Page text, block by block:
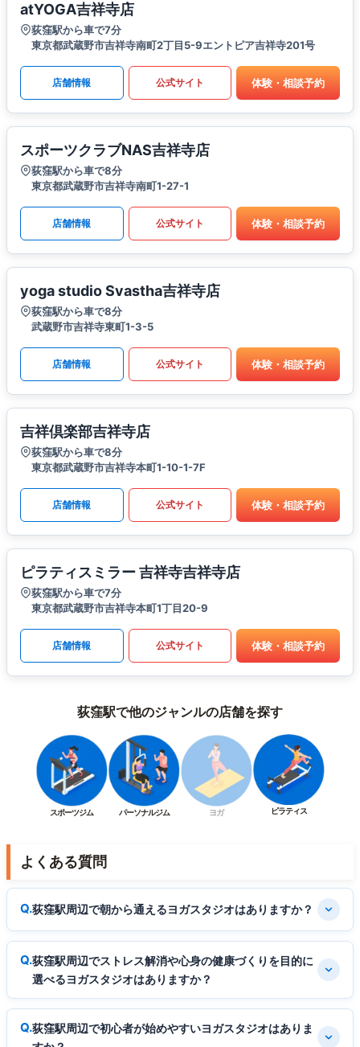
atYOGA吉祥寺店
荻窪駅から車で7分
東京都武蔵野市吉祥寺南町2丁目5-9エントピア吉祥寺201号
店舗情報 公式サイト 体験・相談予約
スポーツクラブNAS吉祥寺店
荻窪駅から車で8分
東京都武蔵野市吉祥寺南町1-27-1
店舗情報 公式サイト 体験・相談予約
yoga studio Svastha吉祥寺店
荻窪駅から車で8分
武蔵野市吉祥寺東町1-3-5
店舗情報 公式サイト 体験・相談予約
吉祥倶楽部吉祥寺店
荻窪駅から車で8分
東京都武蔵野市吉祥寺本町1-10-1-7F
店舗情報 公式サイト 体験・相談予約
ピラティスミラー 吉祥寺吉祥寺店
荻窪駅から車で7分
東京都武蔵野市吉祥寺本町1丁目20-9
店舗情報 公式サイト 体験・相談予約
荻窪駅で他のジャンルの店舗を探す
スポーツジム パーソナルジム ヨガ ピラティス
よくある質問
荻窪駅周辺で朝から通えるヨガスタジオはありますか？
荻窪駅周辺でストレス解消や心身の健康づくりを目的に
選べるヨガスタジオはありますか？
荻窪駅周辺で初心者が始めやすいヨガスタジオはありま